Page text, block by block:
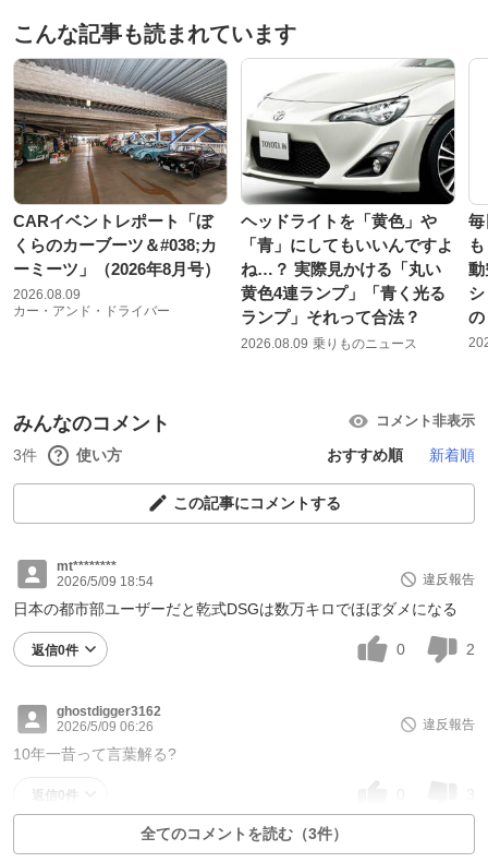
こんな記事も読まれています
CARイベントレポート「ぼ
くらのカーブーツ＆#038;カ
ーミーツ」（2026年8月号）
2026.08.09
カー・アンド・ドライバー
ヘッドライトを「黄色」や
「青」にしてもいいんですよ
ね…？ 実際見かける「丸い
黄色4連ランプ」「青く光る
ランプ」それって合法？
2026.08.09 乗りものニュース
毎
動
の
みんなのコメント コメント非表示
3件 使い方 おすすめ順 新着順
この記事にコメントする
mt********
2026/5/09 18:54
違反報告
日本の都市部ユーザーだと乾式DSGは数万キロでほぼダメになる
返信0件 0 2
ghostdigger3162
2026/5/09 06:26
違反報告
10年一昔って言葉解る?
返信0件
全てのコメントを読む（3件）